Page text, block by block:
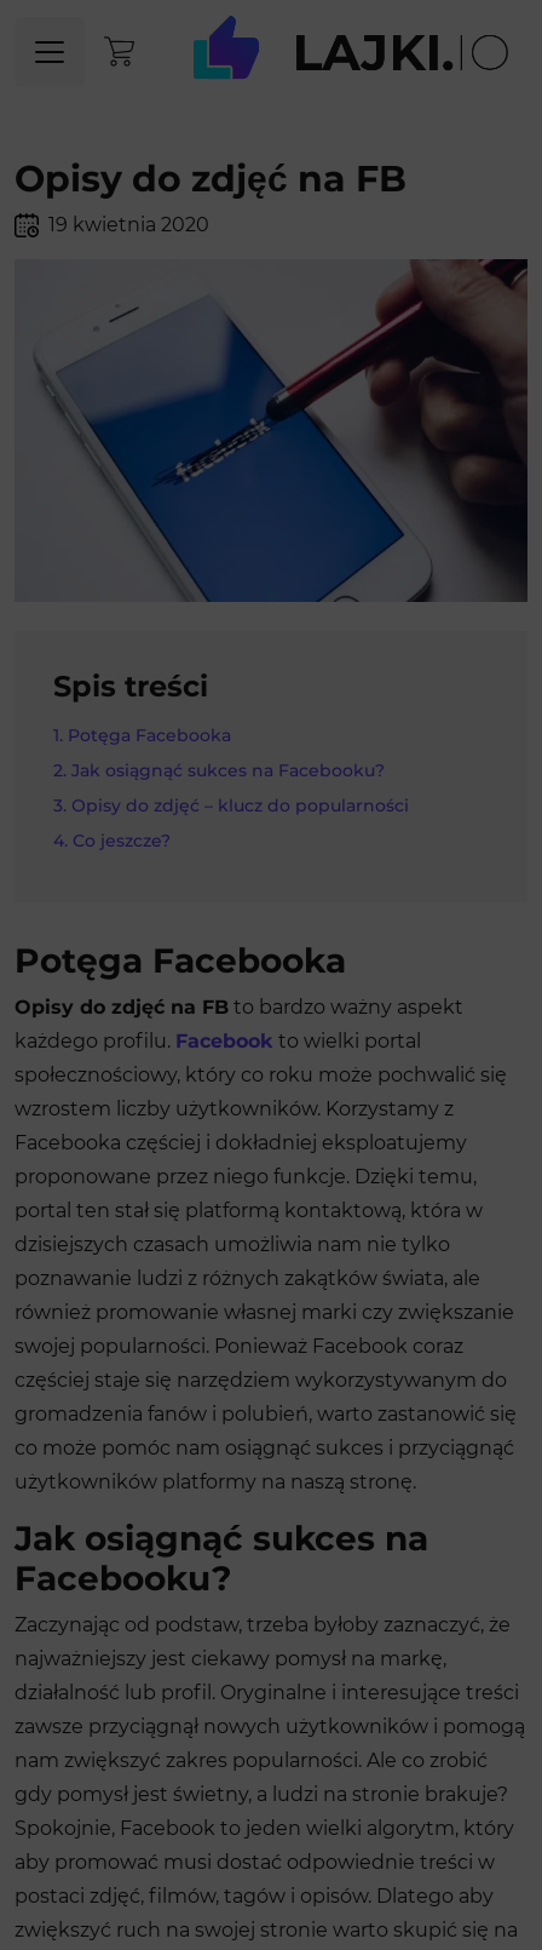
Opisy do zdjęć na FB
19 kwietnia 2020
Spis treści
Potęga Facebooka
Jak osiągnąć sukces na Facebooku?
Opisy do zdjęć – klucz do popularności
Co jeszcze?
Potęga Facebooka
Opisy do zdjęć na FB to bardzo ważny aspekt
każdego profilu. Facebook to wielki portal
społecznościowy, który co roku może pochwalić się
wzrostem liczby użytkowników. Korzystamy z
Facebooka częściej i dokładniej eksploatujemy
proponowane przez niego funkcje. Dzięki temu,
portal ten stał się platformą kontaktową, która w
dzisiejszych czasach umożliwia nam nie tylko
poznawanie ludzi z różnych zakątków świata, ale
również promowanie własnej marki czy zwiększanie
swojej popularności. Ponieważ Facebook coraz
częściej staje się narzędziem wykorzystywanym do
gromadzenia fanów i polubień, warto zastanowić się
co może pomóc nam osiągnąć sukces i przyciągnąć
użytkowników platformy na naszą stronę.
Jak osiągnąć sukces na
Facebooku?
Zaczynając od podstaw, trzeba byłoby zaznaczyć, że
najważniejszy jest ciekawy pomysł na markę,
działalność lub profil. Oryginalne i interesujące treści
zawsze przyciągnął nowych użytkowników i pomogą
nam zwiększyć zakres popularności. Ale co zrobić
gdy pomysł jest świetny, a ludzi na stronie brakuje?
Spokojnie, Facebook to jeden wielki algorytm, który
aby promować musi dostać odpowiednie treści w
postaci zdjęć, filmów, tagów i opisów. Dlatego aby
zwiększyć ruch na swojej stronie warto skupić się na